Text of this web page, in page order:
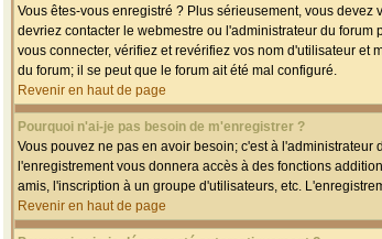
Vous êtes-vous enregistré ? Plus sérieusement, vous
devriez contacter le webmestre ou l'administrateur du
vous connecter, vérifiez et revérifiez vos nom d'utilisateur
du forum; il se peut que le forum ait été mal configuré.
Revenir en haut de page
Pourquoi n'ai-je pas besoin de m'enregistrer ?
Vous pouvez ne pas en avoir besoin; c'est à
l'enregistrement vous donnera accès à des fonctions
amis, l'inscription à un groupe d'utilisateurs, etc.
Revenir en haut de page